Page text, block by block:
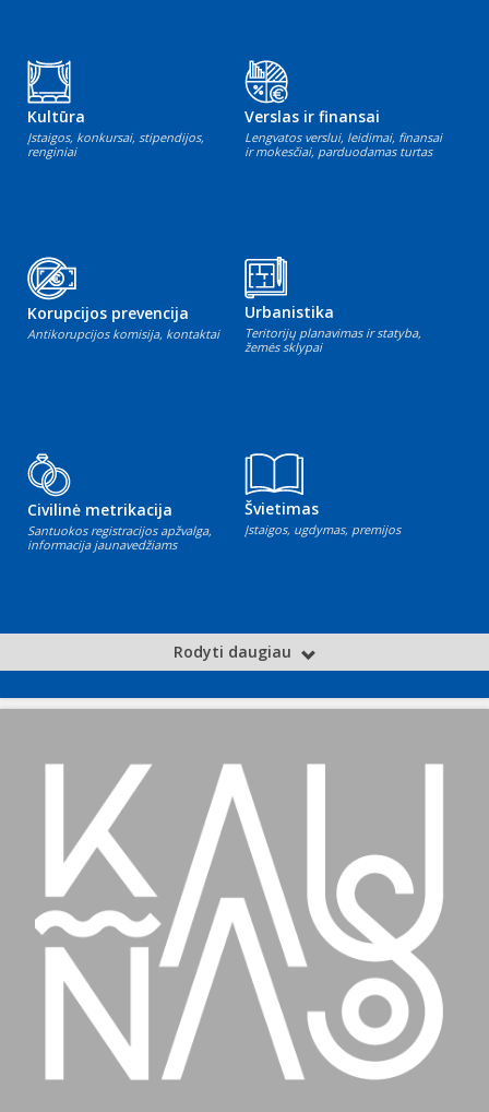
Kultūra
Įstaigos, konkursai, stipendijos,
renginiai
Verslas ir finansai
Lengvatos verslui, leidimai, finansai
ir mokesčiai, parduodamas turtas
Korupcijos prevencija
Antikorupcijos komisija, kontaktai
Urbanistika
Teritorijų planavimas ir statyba,
žemės sklypai
Civilinė metrikacija
Santuokos registracijos apžvalga,
informacija jaunavedžiams
Švietimas
Įstaigos, ugdymas, premijos
Rodyti daugiau